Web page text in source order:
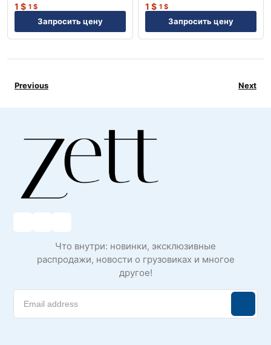
1 $ 1 $
Запросить цену
1 $ 1 $
Запросить цену
Previous Next
Что внутри: новинки, эксклюзивные
распродажи, новости о грузовиках и многое
другое!